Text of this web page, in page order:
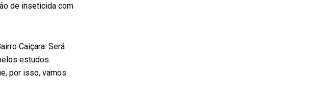
de inseticida com
Caiçara. Será
estudos.
por isso, vamos